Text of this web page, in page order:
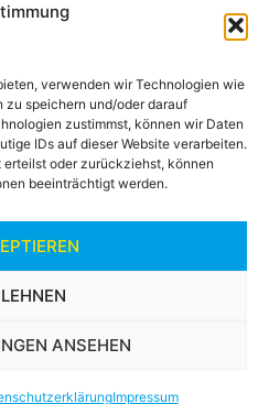
verwenden wir Technologien wie
zu speichern und/oder darauf
zustimmst, können wir Daten
IDs auf dieser Website verarbeiten.
oder zurückziehst, können
beeinträchtigt werden.
ANSEHEN
Impressum
(EU)
Biberach e.V.